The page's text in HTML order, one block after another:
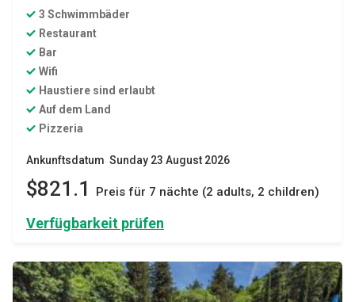
3 Schwimmbäder
Restaurant
Bar
Wifi
Haustiere sind erlaubt
Auf dem Land
Pizzeria
Ankunftsdatum Sunday 23 August 2026
$821.1 Preis für 7 nächte (2 adults, 2 children)
Verfügbarkeit prüfen